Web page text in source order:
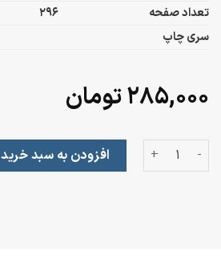
تعداد صفحه
296
سری چاپ
۲۸۵,۰۰۰تومان
این منم! سفری از درماندگی به التیام عدد
افزودن به سبد خرید